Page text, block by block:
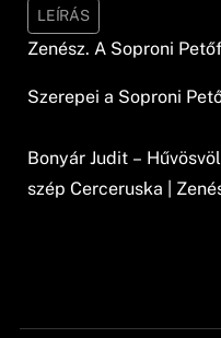
LEÍRÁS
Zenész. A Soproni
Szerepei a Soproni
Bonyár Judit –
szép Cerceruska |